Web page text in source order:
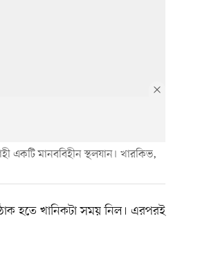
একটি মানববিহীন স্থলযান। খারকিভ,
হতে খানিকটা সময় নিল। এরপরই